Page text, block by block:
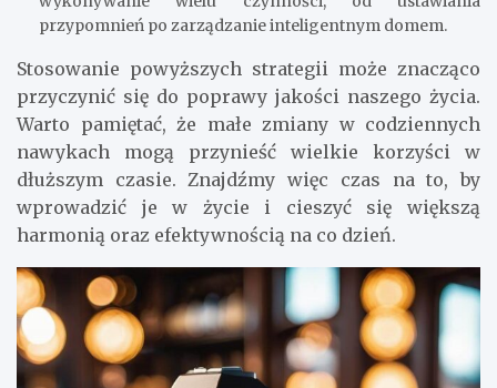
przypomnień po zarządzanie inteligentnym domem.
Stosowanie powyższych strategii może znacząco
przyczynić się do poprawy jakości naszego życia.
Warto pamiętać, że małe zmiany w codziennych
nawykach mogą przynieść wielkie korzyści w
dłuższym czasie. Znajdźmy więc czas na to, by
wprowadzić je w życie i cieszyć się większą
harmonią oraz efektywnością na co dzień.